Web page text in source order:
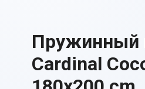
Пружинный
Cardinal